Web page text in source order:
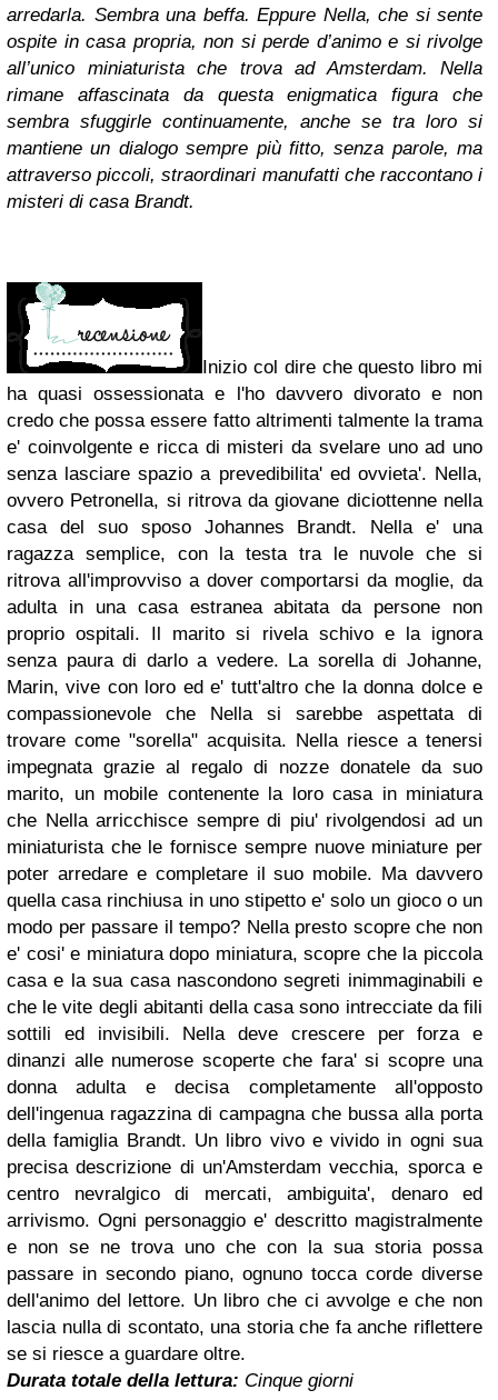
arredarla. Sembra una beffa. Eppure Nella, che si sente
ospite in casa propria, non si perde d’animo e si rivolge
all’unico miniaturista che trova ad Amsterdam. Nella
rimane affascinata da questa enigmatica figura che
sembra sfuggirle continuamente, anche se tra loro si
mantiene un dialogo sempre più fitto, senza parole, ma
attraverso piccoli, straordinari manufatti che raccontano i
misteri di casa Brandt.
Inizio col dire che questo libro mi
ha quasi ossessionata e l'ho davvero divorato e non
credo che possa essere fatto altrimenti talmente la trama
e' coinvolgente e ricca di misteri da svelare uno ad uno
senza lasciare spazio a prevedibilita' ed ovvieta'. Nella,
ovvero Petronella, si ritrova da giovane diciottenne nella
casa del suo sposo Johannes Brandt. Nella e' una
ragazza semplice, con la testa tra le nuvole che si
ritrova all'improvviso a dover comportarsi da moglie, da
adulta in una casa estranea abitata da persone non
proprio ospitali. Il marito si rivela schivo e la ignora
senza paura di darlo a vedere. La sorella di Johanne,
Marin, vive con loro ed e' tutt'altro che la donna dolce e
compassionevole che Nella si sarebbe aspettata di
trovare come "sorella" acquisita. Nella riesce a tenersi
impegnata grazie al regalo di nozze donatele da suo
marito, un mobile contenente la loro casa in miniatura
che Nella arricchisce sempre di piu' rivolgendosi ad un
miniaturista che le fornisce sempre nuove miniature per
poter arredare e completare il suo mobile. Ma davvero
quella casa rinchiusa in uno stipetto e' solo un gioco o un
modo per passare il tempo? Nella presto scopre che non
e' cosi' e miniatura dopo miniatura, scopre che la piccola
casa e la sua casa nascondono segreti inimmaginabili e
che le vite degli abitanti della casa sono intrecciate da fili
sottili ed invisibili. Nella deve crescere per forza e
dinanzi alle numerose scoperte che fara' si scopre una
donna adulta e decisa completamente all'opposto
dell'ingenua ragazzina di campagna che bussa alla porta
della famiglia Brandt. Un libro vivo e vivido in ogni sua
precisa descrizione di un'Amsterdam vecchia, sporca e
centro nevralgico di mercati, ambiguita', denaro ed
arrivismo. Ogni personaggio e' descritto magistralmente
e non se ne trova uno che con la sua storia possa
passare in secondo piano, ognuno tocca corde diverse
dell'animo del lettore. Un libro che ci avvolge e che non
lascia nulla di scontato, una storia che fa anche riflettere
se si riesce a guardare oltre.
Durata totale della lettura: Cinque giorni